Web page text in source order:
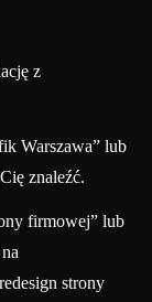
z
Warszawa” lub
znaleźć.
firmowej” lub
strony